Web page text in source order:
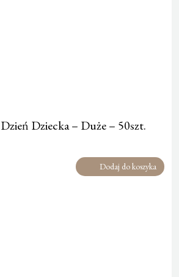
Dziecka – Duże – 50szt.
Dodaj do koszyka